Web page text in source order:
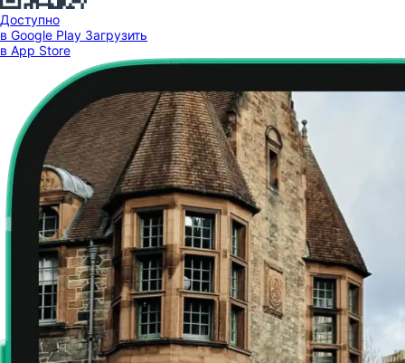
Доступно
в Google Play Загрузить
в App Store